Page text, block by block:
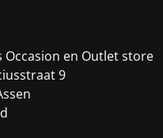
Occasion en Outlet store
9